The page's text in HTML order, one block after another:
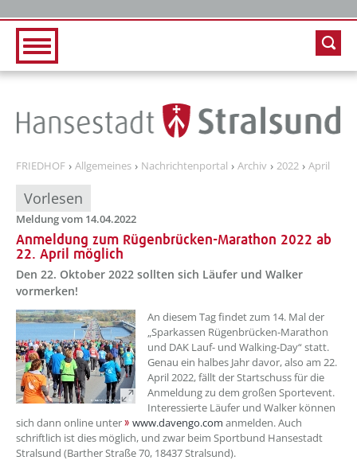
FRIEDHOF Allgemeines Nachrichtenportal Archiv 2022 April
Vorlesen
Meldung vom 14.04.2022
Anmeldung zum Rügenbrücken-Marathon 2022 ab
22. April möglich
Den 22. Oktober 2022 sollten sich Läufer und Walker
vormerken!
??? absaetzeOben[1]/titel ???
An diesem Tag findet zum 14. Mal der
„Sparkassen Rügenbrücken-Marathon
und DAK Lauf- und Walking-Day“ statt.
Genau ein halbes Jahr davor, also am 22.
April 2022, fällt der Startschuss für die
Anmeldung zu dem großen Sportevent.
Interessierte Läufer und Walker können
sich dann online unter
www.davengo.com anmelden. Auch
schriftlich ist dies möglich, und zwar beim Sportbund Hansestadt
Stralsund (Barther Straße 70, 18437 Stralsund).